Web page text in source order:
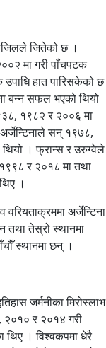
जितेको छ ।
मा गरी पाँचपटक
हात पारिसकेको छ
बन्न सफल भएको थियो
१९८२ र २००६ मा
सन् १९७८,
। फ्रान्स र उरुग्वेले
र २०१८ मा तथा
।
अर्जेन्टिना
तथा तेस्रो स्थानमा
स्थानमा छन् ।
जर्मनीका मिरोस्लाभ
र २०१४ गरी
थिए । विश्वकपमा धेरै